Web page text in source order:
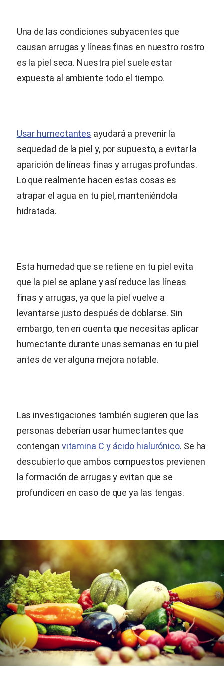
Una de las condiciones subyacentes que
causan arrugas y líneas finas en nuestro rostro
es la piel seca. Nuestra piel suele estar
expuesta al ambiente todo el tiempo.
Usar humectantes ayudará a prevenir la
sequedad de la piel y, por supuesto, a evitar la
aparición de líneas finas y arrugas profundas.
Lo que realmente hacen estas cosas es
atrapar el agua en tu piel, manteniéndola
hidratada.
Esta humedad que se retiene en tu piel evita
que la piel se aplane y así reduce las líneas
finas y arrugas, ya que la piel vuelve a
levantarse justo después de doblarse. Sin
embargo, ten en cuenta que necesitas aplicar
humectante durante unas semanas en tu piel
antes de ver alguna mejora notable.
Las investigaciones también sugieren que las
personas deberían usar humectantes que
contengan vitamina C y ácido hialurónico. Se ha
descubierto que ambos compuestos previenen
la formación de arrugas y evitan que se
profundicen en caso de que ya las tengas.